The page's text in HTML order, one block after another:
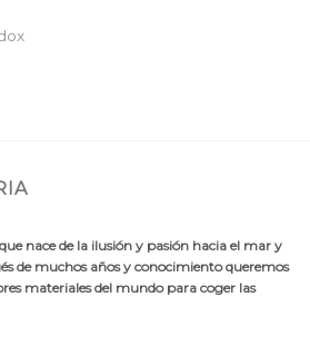
nace de la ilusión y pasión hacia el mar y
de muchos años y conocimiento queremos
materiales del mundo para coger las